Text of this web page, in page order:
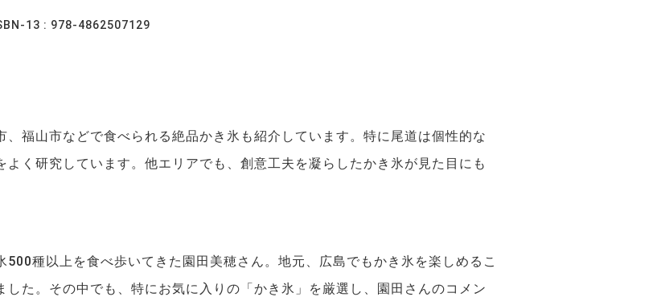
13 : 978-4862507129
福山市などで食べられる絶品かき氷も紹介しています。特に尾道は個性的な
く研究しています。他エリアでも、創意工夫を凝らしたかき氷が見た目にも
種以上を食べ歩いてきた園田美穂さん。地元、広島でもかき氷を楽しめるこ
た。その中でも、特にお気に入りの「かき氷」を厳選し、園田さんのコメン